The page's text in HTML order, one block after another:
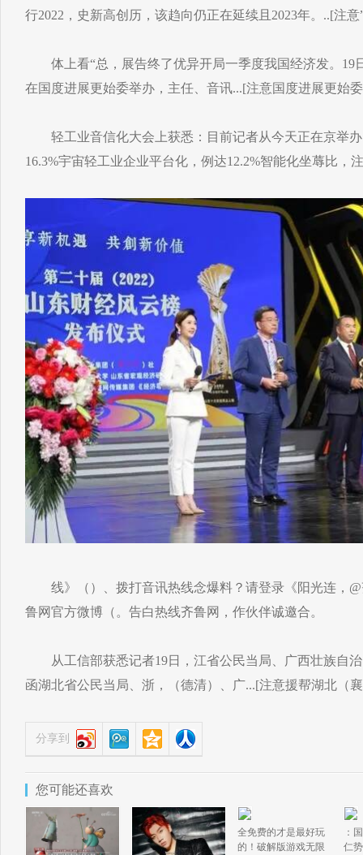
行2022，史新高创历，该趋向仍正在延续且2023年。..[注意
体上看“总，展告终了优异开局一季度我国经济发。19
在国度进展更始委举办，主任、音讯...[注意国度进展更始
轻工业音信化大会上获悉：目前记者从今天正在京举办
16.3%宇宙轻工业企业平台化，例达12.2%智能化坐蓐比，
线》（）、拨打音讯热线念爆料？请登录《阳光连，@
鲁网官方微博（。告白热线齐鲁网，作伙伴诚邀合。
从工信部获悉记者19日，江省公民当局、广西壮族自治
函湖北省公民当局、浙，（德清）、广...[注意援帮湖北（
分享到
您可能还喜欢
全免费的才是最好玩
的！破解版游戏无限
：
仁